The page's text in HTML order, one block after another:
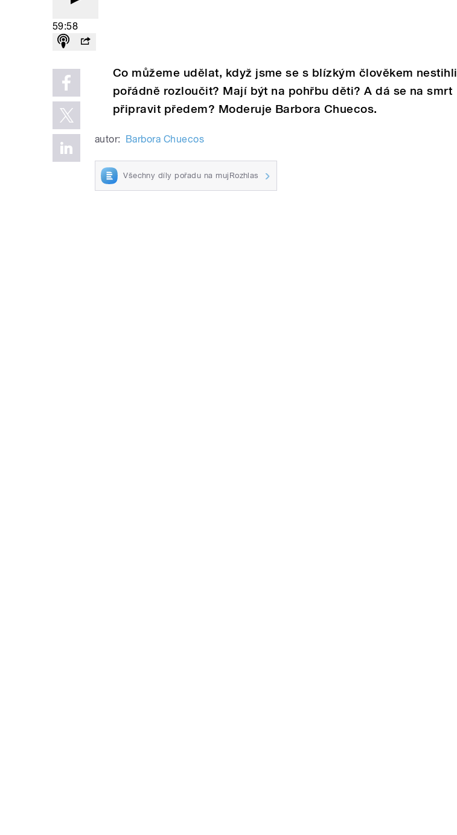
59:58
Co můžeme udělat, když jsme se s blízkým člověkem nestihli
pořádně rozloučit? Mají být na pohřbu děti? A dá se na smrt
připravit předem? Moderuje Barbora Chuecos.
autor: Barbora Chuecos
Všechny díly pořadu na mujRozhlas